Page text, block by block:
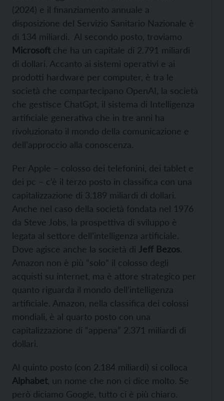
(2024) e il finanziamento annuale a
disposizione del Servizio Sanitario Nazionale è
di 134 miliardi. Al secondo posto, troviamo
Microsoft che ha un capitale di 2.791 miliardi
di dollari. Accanto ai sistemi operativi e ai
prodotti hardware per computer, è tra le
società che compartecipano OpenAI, la società
che gestisce ChatGpt, il sistema di Intelligenza
artificiale generativa che in tre anni ha
rivoluzionato il mondo della comunicazione e
dell’approccio alla conoscenza.
Per Apple – colosso dei telefonini, dei tablet e
dei pc – c’è il terzo posto in classifica con una
capitalizzazione di 3.189 miliardi di dollari.
Anche nel caso della società fondata nel 1976
da Steve Jobs, la prospettiva di sviluppo è
legata al settore dell’intelligenza artificiale.
Dove agisce anche la società di Jeff Bezos.
Amazon non è più “solo” il colosso degli
acquisti su internet, ma è attore strategico per
quanto riguarda il mondo dell’intelligenza
artificiale. Amazon, nella classifica dei colossi
mondiali, è al quarto posto con una
capitalizzazione di “appena” 2.371 miliardi di
dollari.
Al quinto posto (con 2.184 miliardi) si colloca
Alphabet, un nome che non ci dice molto. Se
però diciamo Google, tutto ci è più chiaro.